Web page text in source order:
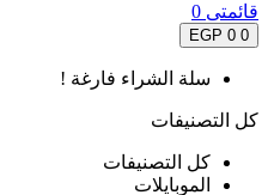
قائمتى 0
0
0 EGP
سلة الشراء فارغة !
كل التصنيفات
كل التصنيفات
الموبايلات